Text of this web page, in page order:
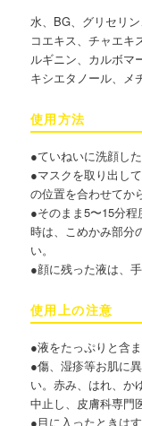
水、BG、グリセリ
コエキス、チャエキ
ルギニン、カルボマ
キシエタノール、メ
使用方法
●ていねいに洗顔し
●マスクを取り出し
の位置を合わせてか
●そのまま5〜15分
時は、こめかみ部分
い。
●顔に残った液は、
使用上の注意
●液をたっぷりと含
●傷、湿疹等お肌に
い。赤み、はれ、か
中止し、皮膚科専門
●目に入ったときは